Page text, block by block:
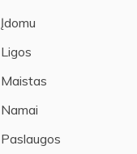
Įdomu
Ligos
Maistas
Namai
Paslaugos